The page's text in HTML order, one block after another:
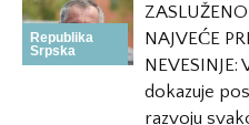
Republika
Srpska
NAJVEĆE
dokazuje
razvoju